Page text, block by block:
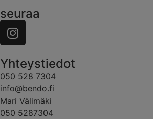
seuraa
Yhteystiedot
050 528 7304
info@bendo.fi
Mari Välimäki
050 5287304